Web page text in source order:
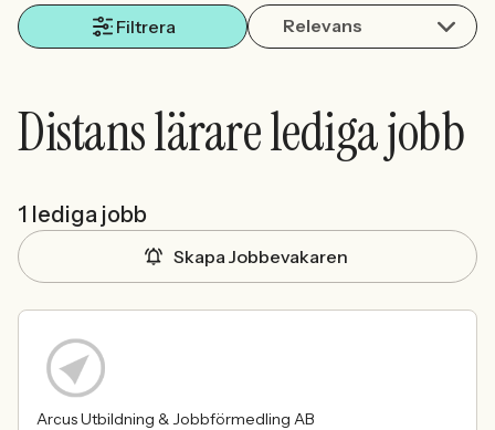
Sök med AI
Filtrera Relevans
Distans lärare lediga jobb
1 lediga jobb
Skapa Jobbevakaren
Arcus Utbildning & Jobbförmedling AB